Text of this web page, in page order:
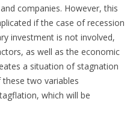
companies. However, this
if the case of recession
investment is not involved,
as well as the economic
a situation of stagnation
two variables
which will be